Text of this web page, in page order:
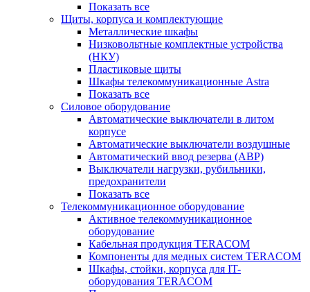
Показать все
Щиты, корпуса и комплектующие
Металлические шкафы
Низковольтные комплектные устройства
(НКУ)
Пластиковые щиты
Шкафы телекоммуникационные Astra
Показать все
Силовое оборудование
Автоматические выключатели в литом
корпусе
Автоматические выключатели воздушные
Автоматический ввод резерва (АВР)
Выключатели нагрузки, рубильники,
предохранители
Показать все
Телекоммуникационное оборудование
Активное телекоммуникационное
оборудование
Кабельная продукция TERACOM
Компоненты для медных систем TERACOM
Шкафы, стойки, корпуса для IT-
оборудования TERACOM